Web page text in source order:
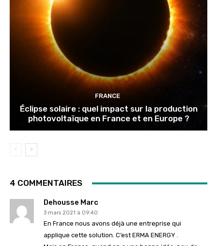
FRANCE
Éclipse solaire : quel impact sur la production
photovoltaïque en France et en Europe ?
4 COMMENTAIRES
Dehousse Marc
3 mars 2021 à 09:40
En France nous avons déjà une entreprise qui
applique cette solution. C’est ERMA ENERGY .